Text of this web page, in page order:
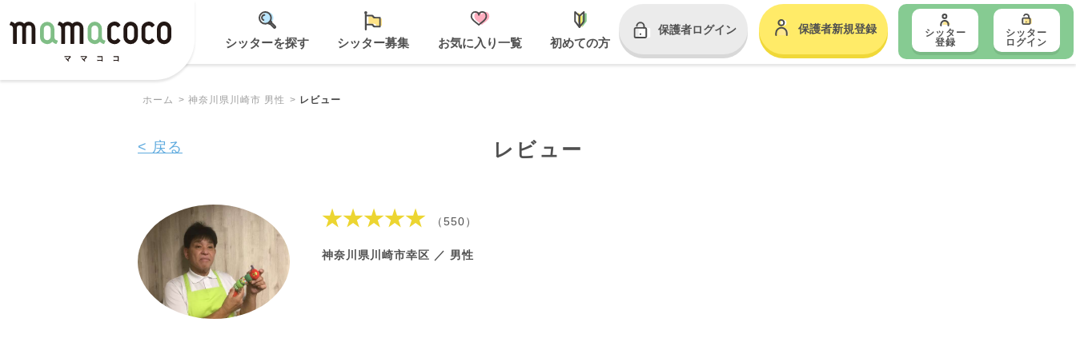
シッターを探す シッター募集 お気に入り一覧 初めての方
保護者ログイン 保護者新規登録
シッター
登録
シッター
ログイン
ホーム 神奈川県川崎市 男性 レビュー
レビュー
< 戻る
★★★★★ （550）
神奈川県川崎市幸区 ／ 男性